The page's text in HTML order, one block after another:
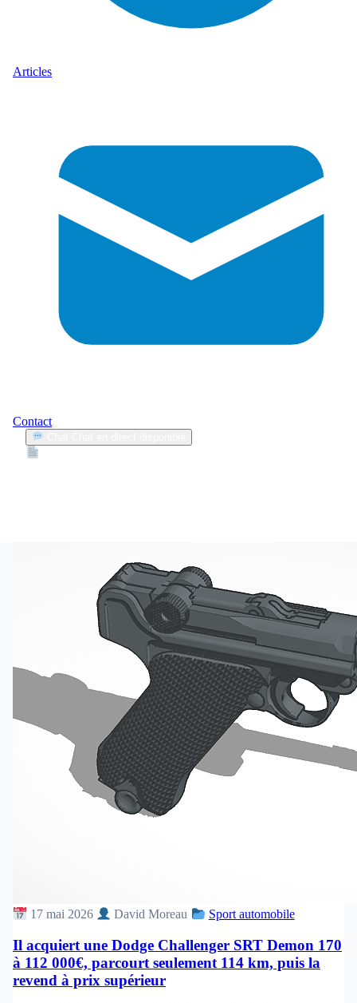
Articles
Contact
17 mai 2026 David Moreau Sport automobile
Il acquiert une Dodge Challenger SRT Demon 170
à 112 000€, parcourt seulement 114 km, puis la
revend à prix supérieur